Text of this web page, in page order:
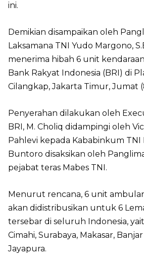
ini.
Demikian disampaikan oleh
Laksamana TNI Yudo Margono,
menerima hibah 6 unit
Bank Rakyat Indonesia (BRI) di
Cilangkap, Jakarta Timur, Jumat
Penyerahan dilakukan oleh
BRI, M. Choliq didampingi oleh
Pahlevi kepada Kababinkum TNI
Buntoro disaksikan oleh
pejabat teras Mabes TNI.
Menurut rencana, 6 unit
akan didistribusikan untuk 6
tersebar di seluruh Indonesia,
Cimahi, Surabaya, Makasar,
Jayapura.